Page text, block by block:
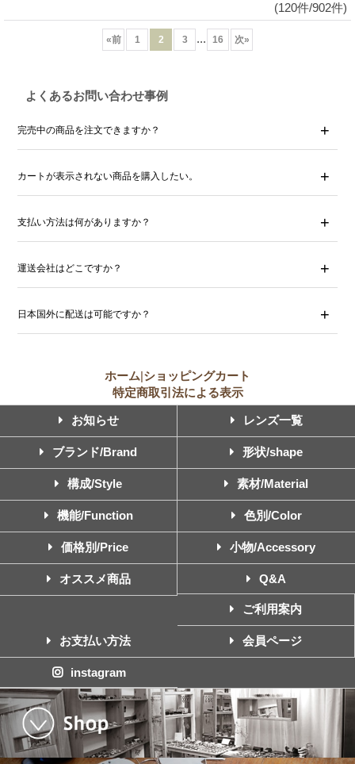
(120件/902件)
«前 1 2 3 ... 16 次»
よくあるお問い合わせ事例
完売中の商品を注文できますか？
カートが表示されない商品を購入したい。
支払い方法は何がありますか？
運送会社はどこですか？
日本国外に配送は可能ですか？
ホーム|ショッピングカート
特定商取引法による表示
お知らせ レンズ一覧
ブランド/Brand 形状/shape
構成/Style 素材/Material
機能/Function 色別/Color
価格別/Price 小物/Accessory
オススメ商品 Q&A
ご利用案内
お支払い方法 会員ページ
instagram